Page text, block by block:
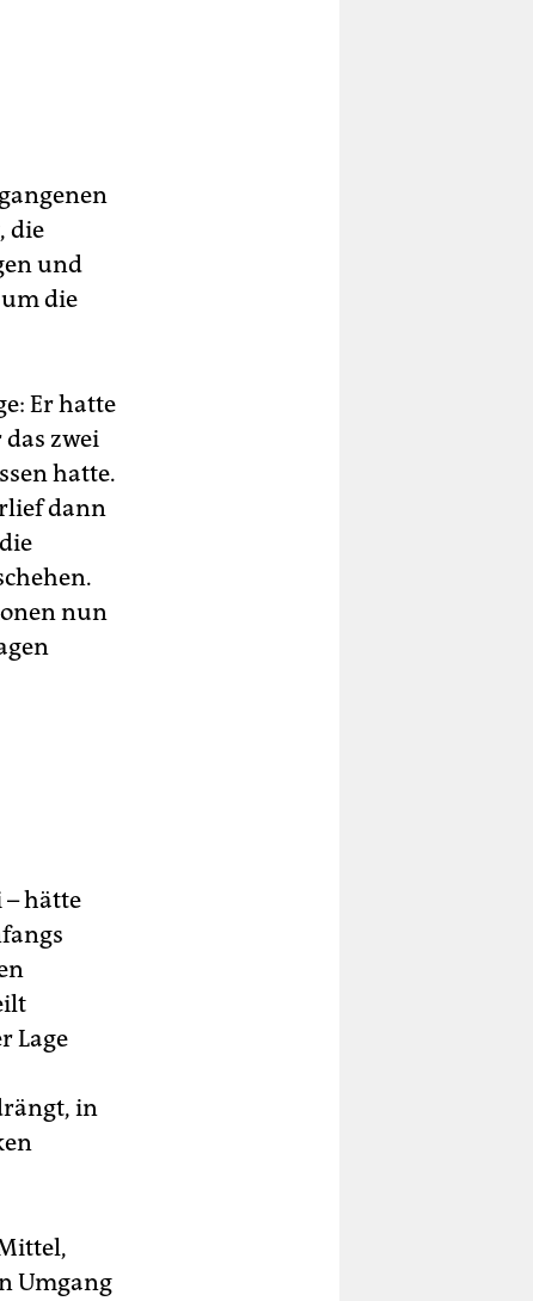
die
und
die
Er hatte
zwei
hatte.
dann
nun
– hätte
Lage
in
Umgang